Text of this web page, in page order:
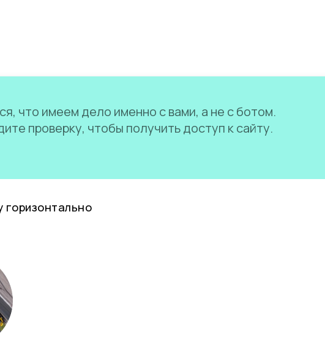
что имеем дело именно с вами, а не с ботом.
проверку, чтобы получить доступ к сайту.
горизонтально